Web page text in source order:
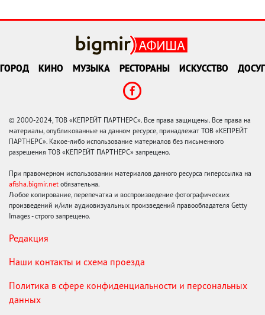
ГОРОД КИНО МУЗЫКА РЕСТОРАНЫ ИСКУССТВО ДОСУГ
© 2000-2024, ТОВ «КЕПРЕЙТ ПАРТНЕРС». Все права защищены. Все права на
материалы, опубликованные на данном ресурсе, принадлежат ТОВ «КЕПРЕЙТ
ПАРТНЕРС». Какое-либо использование материалов без письменного
разрешения ТОВ «КЕПРЕЙТ ПАРТНЕРС» запрещено.
При правомерном использовании материалов данного ресурса гиперссылка на
afisha.bigmir.net обязательна.
Любое копирование, перепечатка и воспроизведение фотографических
произведений и/или аудиовизуальных произведений правообладателя Getty
Images - строго запрещено.
Редакция
Наши контакты и схема проезда
Политика в сфере конфиденциальности и персональных
данных